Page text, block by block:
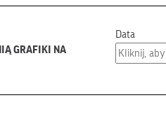
GRAFIKI NA
Data